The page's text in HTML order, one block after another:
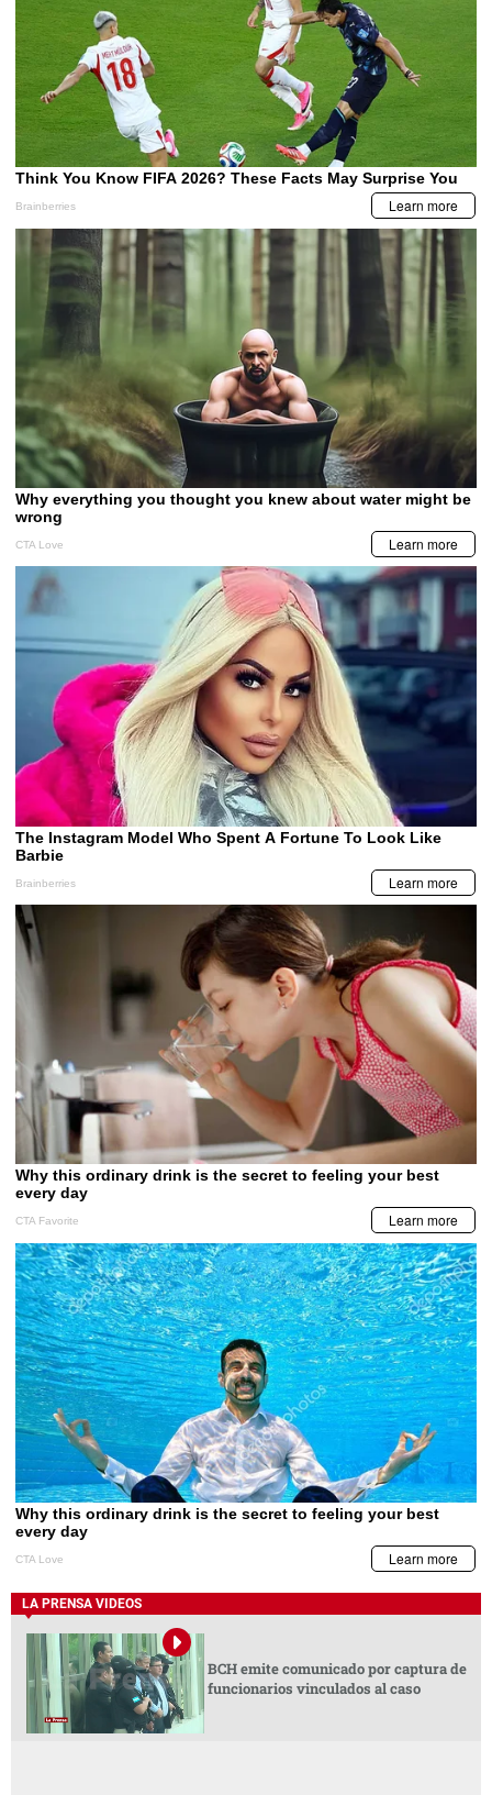
LA PRENSA VIDEOS
BCH emite comunicado por captura de
funcionarios vinculados al caso